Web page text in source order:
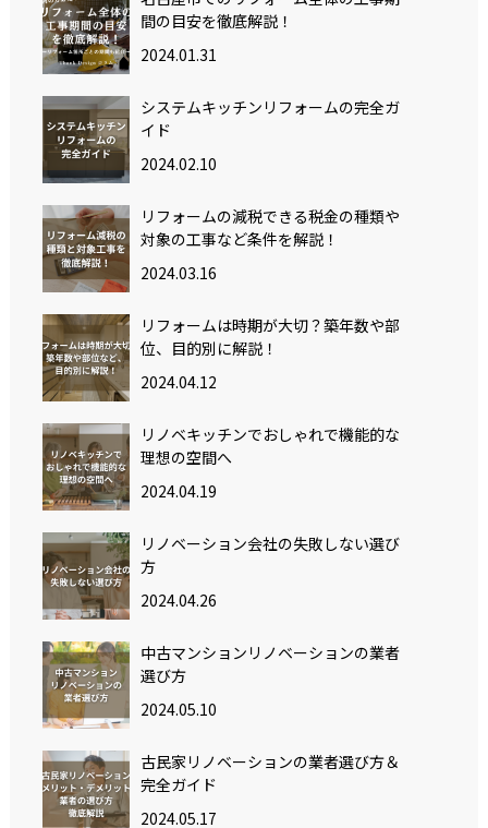
間の目安を徹底解説！
2024.01.31
システムキッチンリフォームの完全ガ
イド
2024.02.10
リフォームの減税できる税金の種類や
対象の工事など条件を解説！
2024.03.16
リフォームは時期が大切？築年数や部
位、目的別に解説！
2024.04.12
リノベキッチンでおしゃれで機能的な
理想の空間へ
2024.04.19
リノベーション会社の失敗しない選び
方
2024.04.26
中古マンションリノベーションの業者
選び方
2024.05.10
古民家リノベーションの業者選び方＆
完全ガイド
2024.05.17